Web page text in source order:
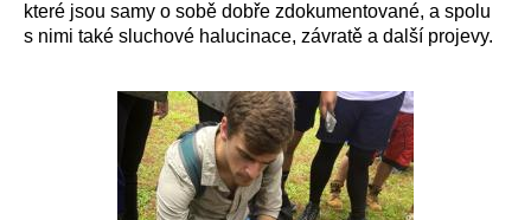
které jsou samy o sobě dobře zdokumentované, a spolu
s nimi také sluchové halucinace, závratě a další projevy.